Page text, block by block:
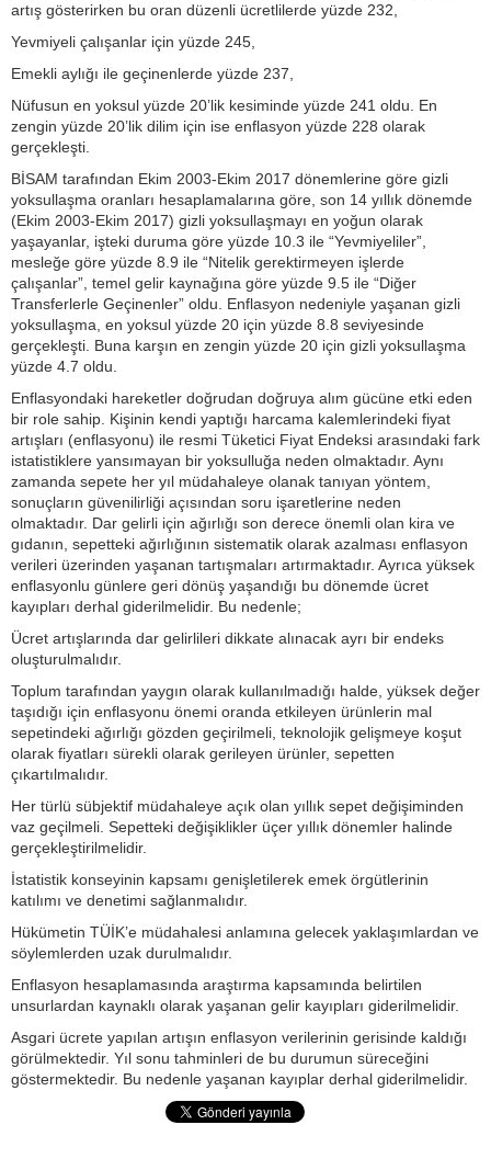
artış gösterirken bu oran düzenli ücretlilerde yüzde 232,
Yevmiyeli çalışanlar için yüzde 245,
Emekli aylığı ile geçinenlerde yüzde 237,
Nüfusun en yoksul yüzde 20’lik kesiminde yüzde 241 oldu. En
zengin yüzde 20’lik dilim için ise enflasyon yüzde 228 olarak
gerçekleşti.
BİSAM tarafından Ekim 2003-Ekim 2017 dönemlerine göre gizli
yoksullaşma oranları hesaplamalarına göre, son 14 yıllık dönemde
(Ekim 2003-Ekim 2017) gizli yoksullaşmayı en yoğun olarak
yaşayanlar, işteki duruma göre yüzde 10.3 ile “Yevmiyeliler”,
mesleğe göre yüzde 8.9 ile “Nitelik gerektirmeyen işlerde
çalışanlar”, temel gelir kaynağına göre yüzde 9.5 ile “Diğer
Transferlerle Geçinenler” oldu. Enflasyon nedeniyle yaşanan gizli
yoksullaşma, en yoksul yüzde 20 için yüzde 8.8 seviyesinde
gerçekleşti. Buna karşın en zengin yüzde 20 için gizli yoksullaşma
yüzde 4.7 oldu.
Enflasyondaki hareketler doğrudan doğruya alım gücüne etki eden
bir role sahip. Kişinin kendi yaptığı harcama kalemlerindeki fiyat
artışları (enflasyonu) ile resmi Tüketici Fiyat Endeksi arasındaki fark
istatistiklere yansımayan bir yoksulluğa neden olmaktadır. Aynı
zamanda sepete her yıl müdahaleye olanak tanıyan yöntem,
sonuçların güvenilirliği açısından soru işaretlerine neden
olmaktadır. Dar gelirli için ağırlığı son derece önemli olan kira ve
gıdanın, sepetteki ağırlığının sistematik olarak azalması enflasyon
verileri üzerinden yaşanan tartışmaları artırmaktadır. Ayrıca yüksek
enflasyonlu günlere geri dönüş yaşandığı bu dönemde ücret
kayıpları derhal giderilmelidir. Bu nedenle;
Ücret artışlarında dar gelirlileri dikkate alınacak ayrı bir endeks
oluşturulmalıdır.
Toplum tarafından yaygın olarak kullanılmadığı halde, yüksek değer
taşıdığı için enflasyonu önemi oranda etkileyen ürünlerin mal
sepetindeki ağırlığı gözden geçirilmeli, teknolojik gelişmeye koşut
olarak fiyatları sürekli olarak gerileyen ürünler, sepetten
çıkartılmalıdır.
Her türlü sübjektif müdahaleye açık olan yıllık sepet değişiminden
vaz geçilmeli. Sepetteki değişiklikler üçer yıllık dönemler halinde
gerçekleştirilmelidir.
İstatistik konseyinin kapsamı genişletilerek emek örgütlerinin
katılımı ve denetimi sağlanmalıdır.
Hükümetin TÜİK’e müdahalesi anlamına gelecek yaklaşımlardan ve
söylemlerden uzak durulmalıdır.
Enflasyon hesaplamasında araştırma kapsamında belirtilen
unsurlardan kaynaklı olarak yaşanan gelir kayıpları giderilmelidir.
Asgari ücrete yapılan artışın enflasyon verilerinin gerisinde kaldığı
görülmektedir. Yıl sonu tahminleri de bu durumun süreceğini
göstermektedir. Bu nedenle yaşanan kayıplar derhal giderilmelidir.